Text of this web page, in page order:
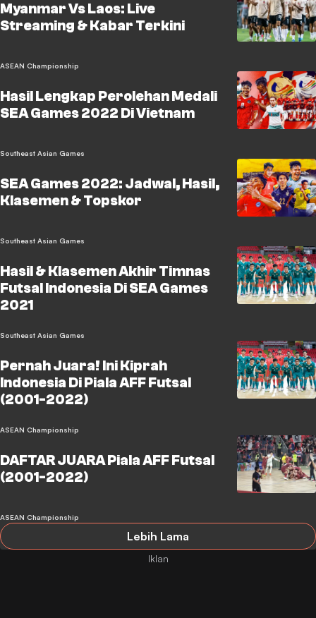
Myanmar Vs Laos: Live
Streaming & Kabar Terkini
ASEAN Championship
Hasil Lengkap Perolehan Medali
SEA Games 2022 Di Vietnam
Southeast Asian Games
SEA Games 2022: Jadwal, Hasil,
Klasemen & Topskor
Southeast Asian Games
Hasil & Klasemen Akhir Timnas
Futsal Indonesia Di SEA Games
2021
Southeast Asian Games
Pernah Juara! Ini Kiprah
Indonesia Di Piala AFF Futsal
(2001-2022)
ASEAN Championship
DAFTAR JUARA Piala AFF Futsal
(2001-2022)
ASEAN Championship
Lebih Lama